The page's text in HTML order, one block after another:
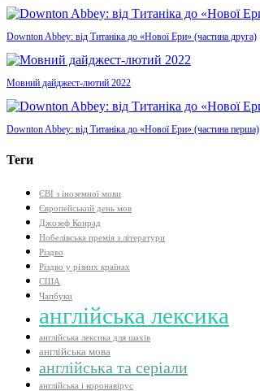
Downton Abbey: від Титаніка до «Нової Ери» (частина друга)
Мовний дайджест-лютий 2022
Downton Abbey: від Титаніка до «Нової Ери» (частина перша)
Теги
ЄВІ з іноземної мови
Європейський день мов
Джозеф Конрад
Нобелівська премія з літератури
Різдво
Різдво у різних країнах
США
Чапбуки
англійська лексика
англійська лексика для шахів
англійська мова
англійська та серіали
англійська і коронавірус